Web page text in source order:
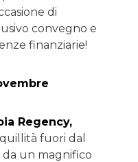
di
convegno e
finanziarie!
Regency,
fuori dal
da un magnifico